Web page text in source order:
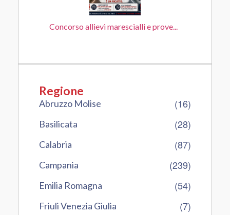
Concorso allievi marescialli e prove...
Regione
Abruzzo Molise (16)
Basilicata (28)
Calabria (87)
Campania (239)
Emilia Romagna (54)
Friuli Venezia Giulia (7)